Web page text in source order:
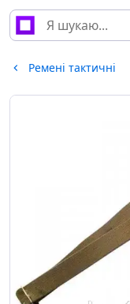
Ремені тактичні